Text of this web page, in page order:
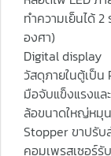
ทำความเย็นได้
องศา)
Digital display
วัสดุภายในตู้เป็น
มือจับแข็งแรงแ
ล้อขนาดใหญ่หมุน
Stopper ขาปรั
คอมเพรสเซอร์รั